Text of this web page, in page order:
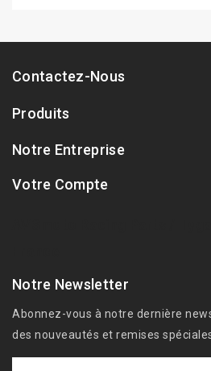
Contactez-Nous
Produits
Notre Entreprise
Votre Compte
Notre Newsletter
Abonnez-vous à notre dernière
des nouveautés et remises